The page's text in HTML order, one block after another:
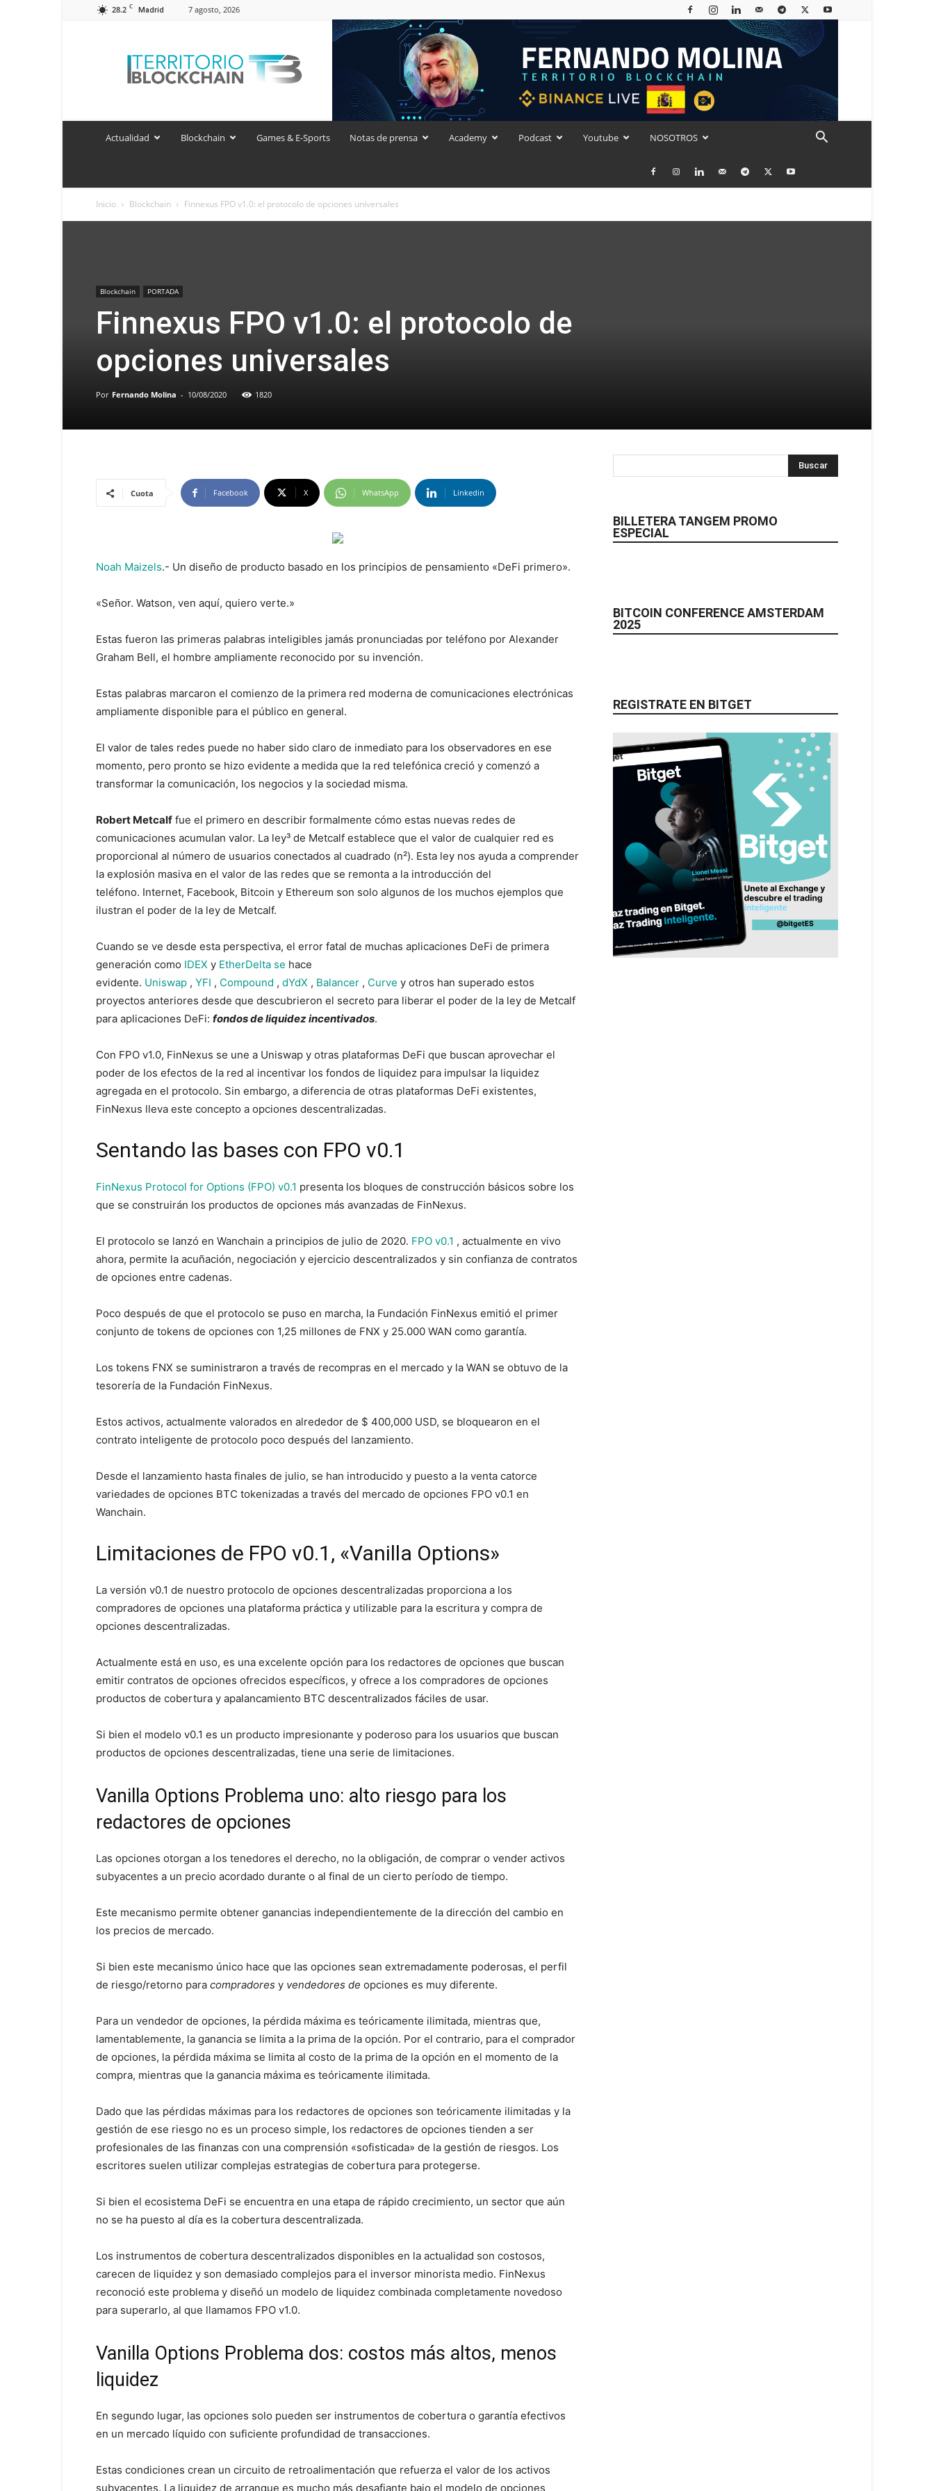
28.2 C Madrid 7 agosto, 2026
Blockchain
Actualidad Blockchain Games & E-Sports Notas de prensa Academy Podcast Youtube NOSOTROS
Inicio Blockchain Finnexus FPO v1.0: el protocolo de opciones universales
Blockchain PORTADA
Finnexus FPO v1.0: el protocolo de
opciones universales
Por Fernando Molina - 10/08/2020 1820
Cuota Facebook X WhatsApp Linkedin
Noah Maizels.- Un diseño de producto basado en los principios de pensamiento «DeFi primero».
«Señor. Watson, ven aquí, quiero verte.»
Estas fueron las primeras palabras inteligibles jamás pronunciadas por teléfono por Alexander
Graham Bell, el hombre ampliamente reconocido por su invención.
Estas palabras marcaron el comienzo de la primera red moderna de comunicaciones electrónicas
ampliamente disponible para el público en general.
El valor de tales redes puede no haber sido claro de inmediato para los observadores en ese
momento, pero pronto se hizo evidente a medida que la red telefónica creció y comenzó a
transformar la comunicación, los negocios y la sociedad misma.
Robert Metcalf fue el primero en describir formalmente cómo estas nuevas redes de
comunicaciones acumulan valor. La ley³ de Metcalf establece que el valor de cualquier red es
proporcional al número de usuarios conectados al cuadrado (n²). Esta ley nos ayuda a comprender
la explosión masiva en el valor de las redes que se remonta a la introducción del
teléfono. Internet, Facebook, Bitcoin y Ethereum son solo algunos de los muchos ejemplos que
ilustran el poder de la ley de Metcalf.
Cuando se ve desde esta perspectiva, el error fatal de muchas aplicaciones DeFi de primera
generación como IDEX y EtherDelta se hace
evidente. Uniswap , YFI , Compound , dYdX , Balancer , Curve y otros han superado estos
proyectos anteriores desde que descubrieron el secreto para liberar el poder de la ley de Metcalf
para aplicaciones DeFi: fondos de liquidez incentivados.
Con FPO v1.0, FinNexus se une a Uniswap y otras plataformas DeFi que buscan aprovechar el
poder de los efectos de la red al incentivar los fondos de liquidez para impulsar la liquidez
agregada en el protocolo. Sin embargo, a diferencia de otras plataformas DeFi existentes,
FinNexus lleva este concepto a opciones descentralizadas.
Sentando las bases con FPO v0.1
FinNexus Protocol for Options (FPO) v0.1 presenta los bloques de construcción básicos sobre los
que se construirán los productos de opciones más avanzadas de FinNexus.
El protocolo se lanzó en Wanchain a principios de julio de 2020. FPO v0.1 , actualmente en vivo
ahora, permite la acuñación, negociación y ejercicio descentralizados y sin confianza de contratos
de opciones entre cadenas.
Poco después de que el protocolo se puso en marcha, la Fundación FinNexus emitió el primer
conjunto de tokens de opciones con 1,25 millones de FNX y 25.000 WAN como garantía.
Los tokens FNX se suministraron a través de recompras en el mercado y la WAN se obtuvo de la
tesorería de la Fundación FinNexus.
Estos activos, actualmente valorados en alrededor de $ 400,000 USD, se bloquearon en el
contrato inteligente de protocolo poco después del lanzamiento.
Desde el lanzamiento hasta finales de julio, se han introducido y puesto a la venta catorce
variedades de opciones BTC tokenizadas a través del mercado de opciones FPO v0.1 en
Wanchain.
Limitaciones de FPO v0.1, «Vanilla Options»
La versión v0.1 de nuestro protocolo de opciones descentralizadas proporciona a los
compradores de opciones una plataforma práctica y utilizable para la escritura y compra de
opciones descentralizadas.
Actualmente está en uso, es una excelente opción para los redactores de opciones que buscan
emitir contratos de opciones ofrecidos específicos, y ofrece a los compradores de opciones
productos de cobertura y apalancamiento BTC descentralizados fáciles de usar.
Si bien el modelo v0.1 es un producto impresionante y poderoso para los usuarios que buscan
productos de opciones descentralizadas, tiene una serie de limitaciones.
Vanilla Options Problema uno: alto riesgo para los
redactores de opciones
Las opciones otorgan a los tenedores el derecho, no la obligación, de comprar o vender activos
subyacentes a un precio acordado durante o al final de un cierto período de tiempo.
Este mecanismo permite obtener ganancias independientemente de la dirección del cambio en
los precios de mercado.
Si bien este mecanismo único hace que las opciones sean extremadamente poderosas, el perfil
de riesgo/retorno para compradores y vendedores de opciones es muy diferente.
Para un vendedor de opciones, la pérdida máxima es teóricamente ilimitada, mientras que,
lamentablemente, la ganancia se limita a la prima de la opción. Por el contrario, para el comprador
de opciones, la pérdida máxima se limita al costo de la prima de la opción en el momento de la
compra, mientras que la ganancia máxima es teóricamente ilimitada.
Dado que las pérdidas máximas para los redactores de opciones son teóricamente ilimitadas y la
gestión de ese riesgo no es un proceso simple, los redactores de opciones tienden a ser
profesionales de las finanzas con una comprensión «sofisticada» de la gestión de riesgos. Los
escritores suelen utilizar complejas estrategias de cobertura para protegerse.
Si bien el ecosistema DeFi se encuentra en una etapa de rápido crecimiento, un sector que aún
no se ha puesto al día es la cobertura descentralizada.
Los instrumentos de cobertura descentralizados disponibles en la actualidad son costosos,
carecen de liquidez y son demasiado complejos para el inversor minorista medio. FinNexus
reconoció este problema y diseñó un modelo de liquidez combinada completamente novedoso
para superarlo, al que llamamos FPO v1.0.
Vanilla Options Problema dos: costos más altos, menos
liquidez
En segundo lugar, las opciones solo pueden ser instrumentos de cobertura o garantía efectivos
en un mercado líquido con suficiente profundidad de transacciones.
Estas condiciones crean un circuito de retroalimentación que refuerza el valor de los activos
subyacentes. La liquidez de arranque es mucho más desafiante bajo el modelo de opciones
BILLETERA TANGEM PROMO
ESPECIAL
BITCOIN CONFERENCE AMSTERDAM
2025
REGISTRATE EN BITGET